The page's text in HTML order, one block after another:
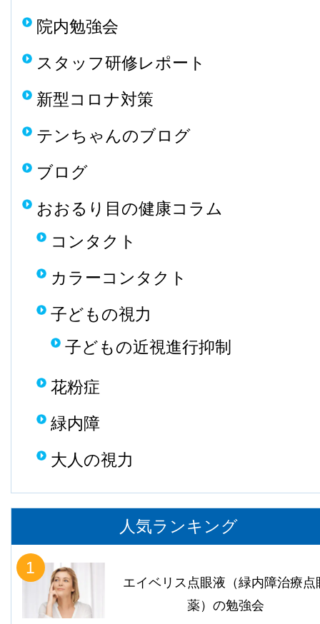
院内勉強会
スタッフ研修レポート
新型コロナ対策
テンちゃんのブログ
ブログ
おおるり目の健康コラム
コンタクト
カラーコンタクト
子どもの視力
子どもの近視進行抑制
花粉症
緑内障
大人の視力
人気ランキング
1
エイベリス点眼液（緑内障治療点
薬）の勉強会